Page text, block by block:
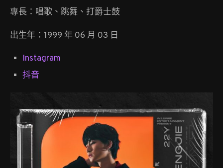
專長：唱歌、跳舞、打爵士鼓
出生年：1999 年 06 月 03 日
Instagram
抖音